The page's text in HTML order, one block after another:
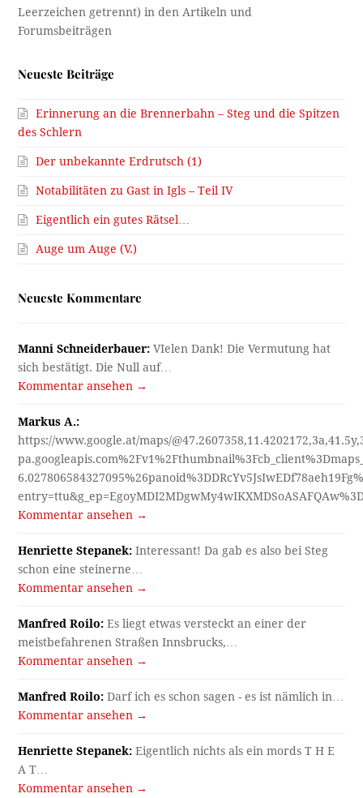
Neueste Beiträge
Erinnerung an die Brennerbahn – Steg und die Spitzen
des Schlern
Der unbekannte Erdrutsch (1)
Notabilitäten zu Gast in Igls – Teil IV
Eigentlich ein gutes Rätsel…
Auge um Auge (V.)
Neueste Kommentare
Manni Schneiderbauer: VIelen Dank! Die Vermutung hat
sich bestätigt. Die Null auf…
Kommentar ansehen →
Markus A.:
https://www.google.at/maps/
Kommentar ansehen →
Henriette Stepanek: Interessant! Da gab es also bei Steg
schon eine steinerne…
Kommentar ansehen →
Manfred Roilo: Es liegt etwas versteckt an einer der
meistbefahrenen Straßen Innsbrucks,…
Kommentar ansehen →
Manfred Roilo: Darf ich es schon sagen - es ist nämlich in…
Kommentar ansehen →
Henriette Stepanek: Eigentlich nichts als ein mords T H E
A T…
Kommentar ansehen →